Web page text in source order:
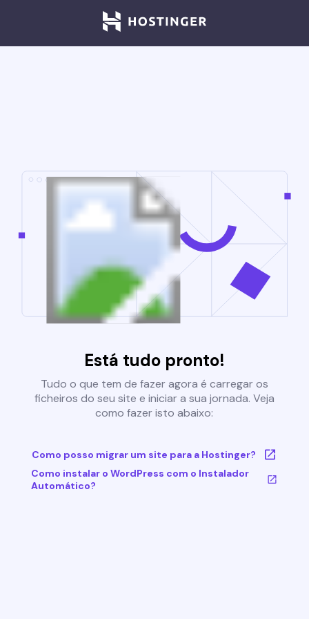
Está tudo pronto!
Tudo o que tem de fazer agora é carregar os
ficheiros do seu site e iniciar a sua jornada. Veja
como fazer isto abaixo:
Como posso migrar um site para a Hostinger?
Como instalar o WordPress com o Instalador
Automático?